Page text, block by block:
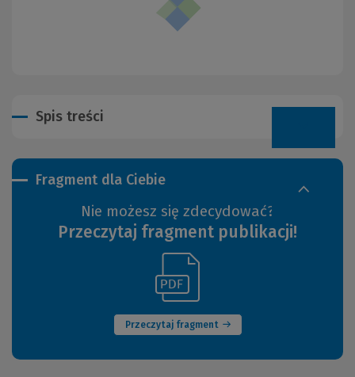
Fragment dla Ciebie
Nie możesz się zdecydować?
Przeczytaj fragment publikacji!
Przeczytaj fragment
(Nowe
okno)
innej
strony)
Spis treści